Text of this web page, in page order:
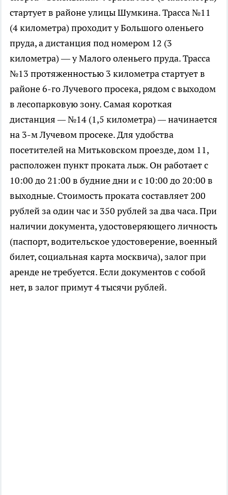
стартует в районе улицы Шумкина. Трасса №11
(4 километра) проходит у Большого оленьего
пруда, а дистанция под номером 12 (3
километра) — у Малого оленьего пруда. Трасса
№13 протяженностью 3 километра стартует в
районе 6-го Лучевого просека, рядом с выходом
в лесопарковую зону. Самая короткая
дистанция—№14 (1,5 километра)—начинается
на 3-м Лучевом просеке. Для удобства
посетителей на Митьковском проезде, дом 11,
расположен пункт проката лыж. Он работает с
10:00 до 21:00 в будние дни и с 10:00 до 20:00 в
выходные. Стоимость проката составляет 200
рублей за один час и 350 рублей за два часа. При
наличии документа, удостоверяющего личность
(паспорт, водительское удостоверение, военный
билет, социальная карта москвича), залог при
аренде не требуется. Если документов с собой
нет, в залог примут 4 тысячи рублей.